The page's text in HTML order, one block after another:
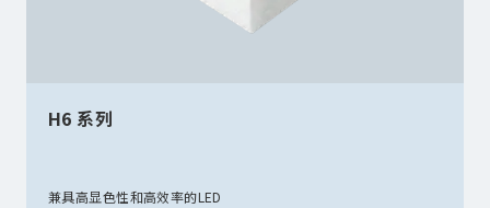
H6 系列
兼具高显色性和高效率的LED